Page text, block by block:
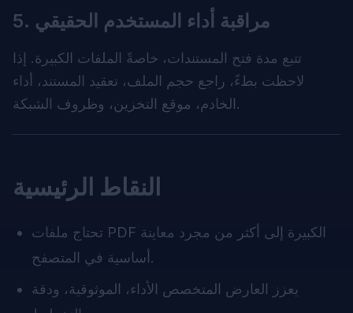
5. مراقبة أداء المستخدم الحقيقي
تتبع مدة فتح المستندات، خاصةً الملفات الكبيرة. إذا
لاحظت بطءً، راجع حجم الملف، تعقيد المستند، أداء
الخادم، موقع التخزين، وظروف الشبكة.
النقاط الرئيسية
تحتاج ملفات PDF الكبيرة إلى أكثر من مجرد معاينة
أساسية في المتصفح.
يعزز العارض المتخصص الأداء، الموثوقية، ودقة